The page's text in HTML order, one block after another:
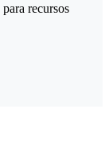
para recursos